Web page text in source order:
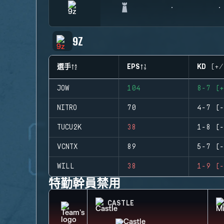
9Z
選手 EPS KD
JOW 104 8-7
NITRO 70 4-7
TUCU2K 38 1-8
VCNTX 89 5-7
WILL 38 1-9
特勤幹員禁用
CASTLE